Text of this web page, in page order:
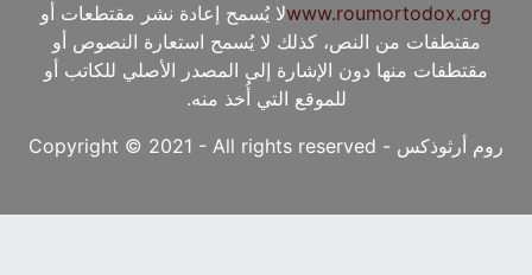
www.roumortodox.orgلا يُسمح إعادة نشر مقتطعات أو
مقتطفات من النص، كذلك لا يُسمح استعارة النصوص أو
مقتطفات منها دون الإشارة إلى المصدر الأصلي للكاتب أو
للموقع التي أُخذ منه.
روم أرثوذكس - Copyright © 2021 - All rights reserved